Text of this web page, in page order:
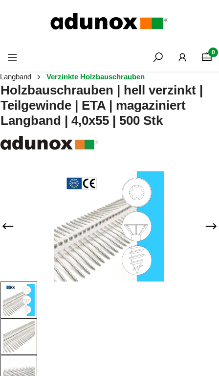
0
Langband Verzinkte Holzbauschrauben
Holzbauschrauben | hell verzinkt |
Teilgewinde | ETA | magaziniert
Langband | 4,0x55 | 500 Stk
Bildergalerie überspringen